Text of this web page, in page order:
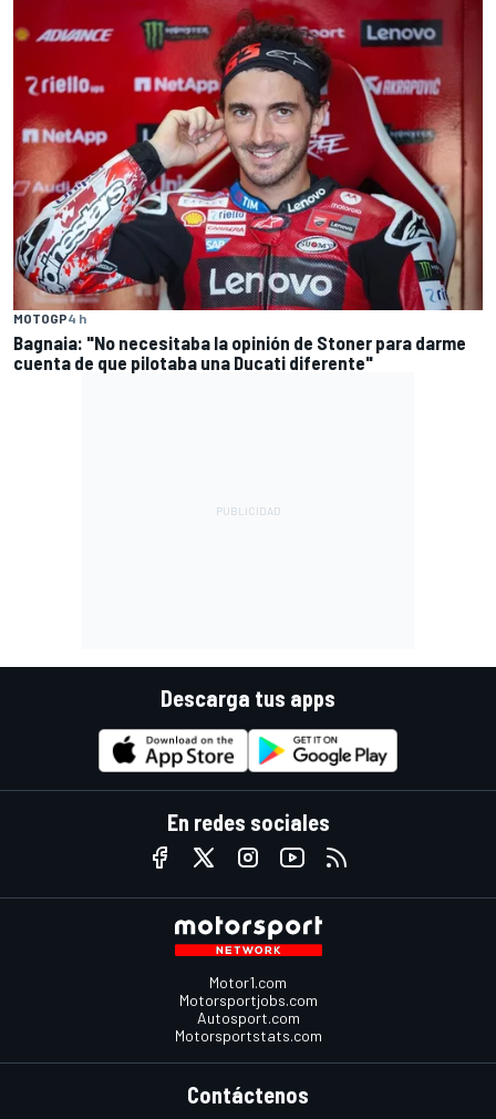
MOTOGP4 h
Bagnaia: "No necesitaba la opinión de Stoner para darme
cuenta de que pilotaba una Ducati diferente"
Descarga tus apps
En redes sociales
Motor1.com
Motorsportjobs.com
Autosport.com
Motorsportstats.com
Contáctenos